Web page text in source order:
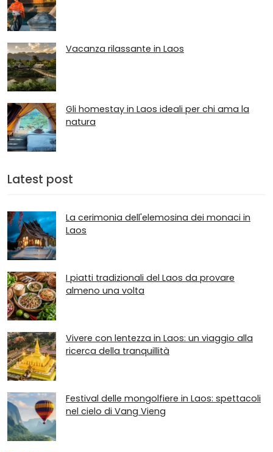
Vacanza rilassante in Laos
Gli homestay in Laos ideali per chi ama la
natura
Latest post
La cerimonia dell'elemosina dei monaci in
Laos
I piatti tradizionali del Laos da provare
almeno una volta
Vivere con lentezza in Laos: un viaggio alla
ricerca della tranquillità
Festival delle mongolfiere in Laos: spettacoli
nel cielo di Vang Vieng